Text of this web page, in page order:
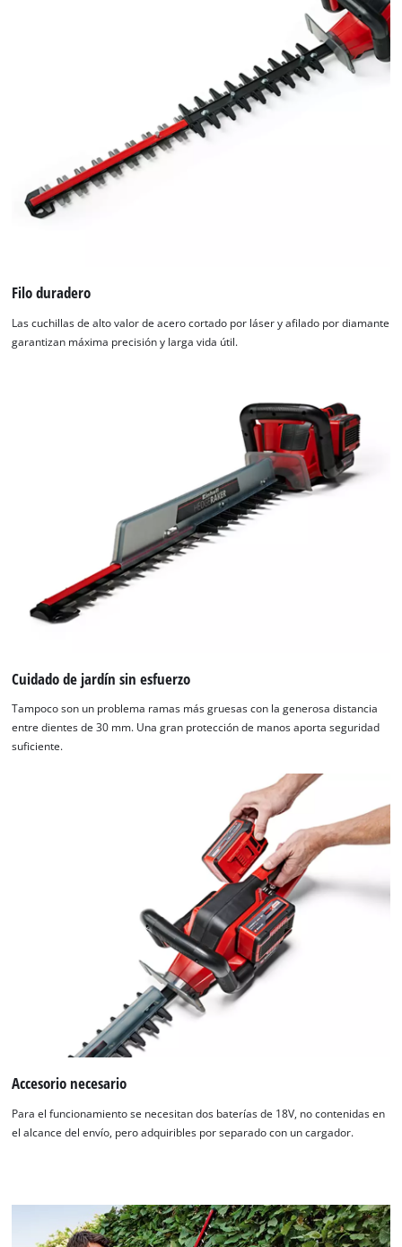
¡Necesitamos su consentimiento para
to trackers that are not disclosed to the
visitor. The website owner needs to setup
Powered byUsercentrics Consent
Management Platform
Filo duradero
Las cuchillas de alto valor de acero cortado por láser y afilado por diamante
garantizan máxima precisión y larga vida útil.
Cuidado de jardín sin esfuerzo
Tampoco son un problema ramas más gruesas con la generosa distancia
entre dientes de 30 mm. Una gran protección de manos aporta seguridad
suficiente.
Accesorio necesario
Para el funcionamiento se necesitan dos baterías de 18V, no contenidas en
el alcance del envío, pero adquiribles por separado con un cargador.